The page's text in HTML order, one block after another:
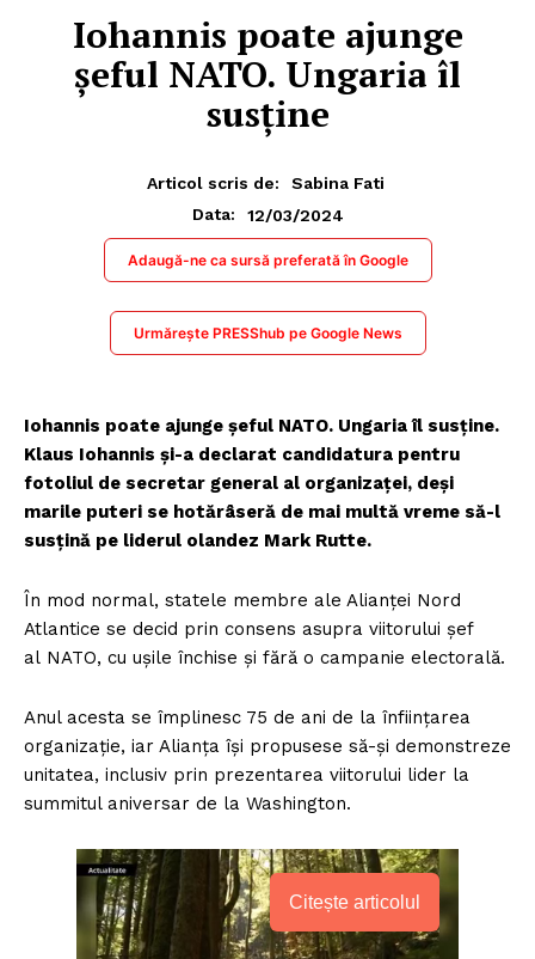
Iohannis poate ajunge
șeful NATO. Ungaria îl
susține
Articol scris de:
Sabina Fati
Data:
12/03/2024
Adaugă-ne ca sursă preferată în Google
Urmărește PRESShub pe Google News
Iohannis poate ajunge șeful NATO. Ungaria îl susține.
Klaus Iohannis și-a declarat candidatura pentru
fotoliul de secretar general al organizaței, deși
marile puteri se hotărâseră de mai multă vreme să-l
susțină pe liderul olandez Mark Rutte.
În mod normal, statele membre ale Alianței Nord
Atlantice se decid prin consens asupra viitorului șef
al NATO, cu ușile închise și fără o campanie electorală.
Anul acesta se împlinesc 75 de ani de la înființarea
organizație, iar Alianța își propusese să-și demonstreze
unitatea, inclusiv prin prezentarea viitorului lider la
summitul aniversar de la Washington.
Citește articolul